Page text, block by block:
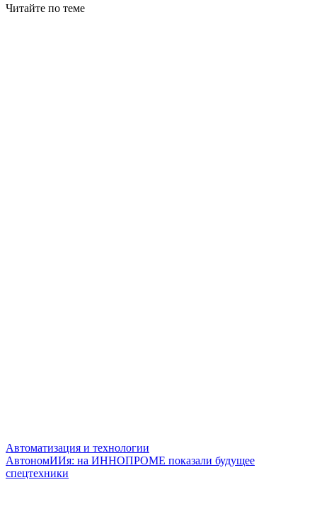
Читайте по теме
Автоматизация и технологии
АвтономИИя: на ИННОПРОМЕ показали будущее
спецтехники